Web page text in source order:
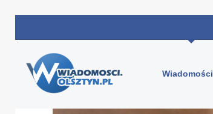
Wiadomości